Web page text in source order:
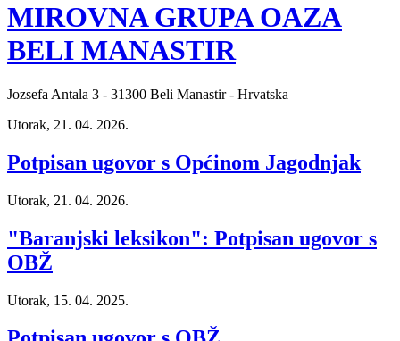
MIROVNA GRUPA OAZA
BELI MANASTIR
Jozsefa Antala 3 - 31300 Beli Manastir - Hrvatska
Utorak, 21. 04. 2026.
Potpisan ugovor s Općinom Jagodnjak
Utorak, 21. 04. 2026.
"Baranjski leksikon": Potpisan ugovor s
OBŽ
Utorak, 15. 04. 2025.